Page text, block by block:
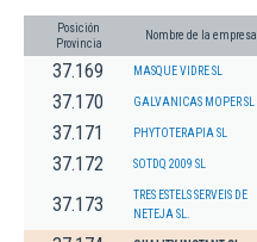
Posición
Provincia
Nombre de la empresa
37.169 MASQUE VIDRE SL
37.170 GALVANICAS MOPER SL
37.171 PHYTOTERAPIA SL
37.172 SOTDQ 2009 SL
37.173
TRES ESTELS SERVEIS DE
NETEJA SL.